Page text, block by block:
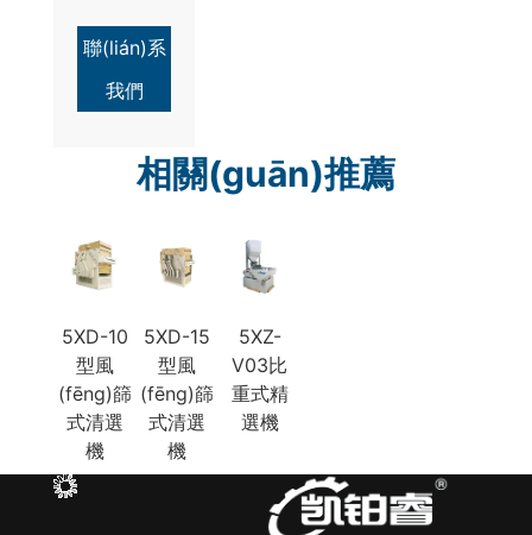
聯(lián)系
我們
相關(guān)推薦
5XD-10
型風
(fēng)篩
式清選
機
5XD-15
型風
(fēng)篩
式清選
機
5XZ-
V03比
重式精
選機